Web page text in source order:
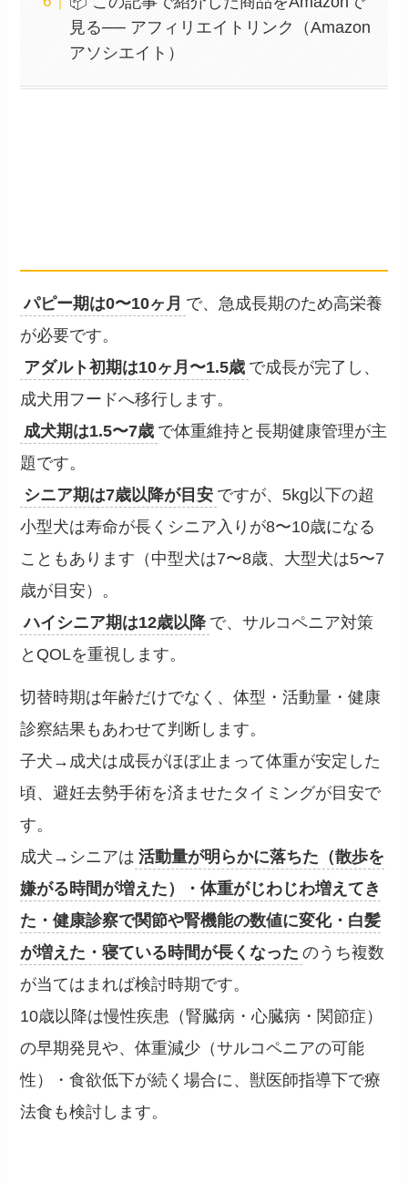
見る── アフィリエイトリンク（Amazon
アソシエイト）
パピー期は0〜10ヶ月 で、急成長期のため高栄養
が必要です。
アダルト初期は10ヶ月〜1.5歳 で成長が完了し、
成犬用フードへ移行します。
成犬期は1.5〜7歳 で体重維持と長期健康管理が主
題です。
シニア期は7歳以降が目安 ですが、5kg以下の超
小型犬は寿命が長くシニア入りが8〜10歳になる
こともあります（中型犬は7〜8歳、大型犬は5〜7
歳が目安）。
ハイシニア期は12歳以降 で、サルコペニア対策
とQOLを重視します。
切替時期は年齢だけでなく、体型・活動量・健康
診察結果もあわせて判断します。
子犬→成犬は成長がほぼ止まって体重が安定した
頃、避妊去勢手術を済ませたタイミングが目安で
す。
成犬→シニアは 活動量が明らかに落ちた（散歩を
嫌がる時間が増えた）・体重がじわじわ増えてき
た・健康診察で関節や腎機能の数値に変化・白髪
が増えた・寝ている時間が長くなった のうち複数
が当てはまれば検討時期です。
10歳以降は慢性疾患（腎臓病・心臓病・関節症）
の早期発見や、体重減少（サルコペニアの可能
性）・食欲低下が続く場合に、獣医師指導下で療
法食も検討します。